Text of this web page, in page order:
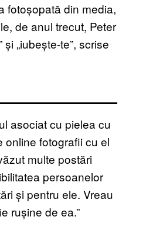
fotoșopată din media,
de anul trecut, Peter
„iubește-te”, scrise
asociat cu pielea cu
online fotografii cu el
multe postări
persoanelor
și pentru ele. Vreau
rușine de ea.”